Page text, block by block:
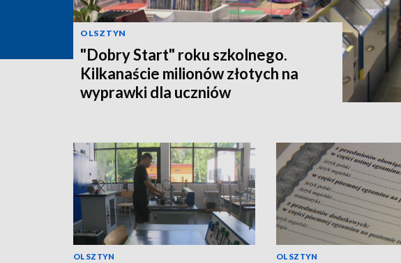
OLSZTYN
"Dobry Start" roku szkolnego.
Kilkanaście milionów złotych na
wyprawki dla uczniów
OLSZTYN OLSZTYN